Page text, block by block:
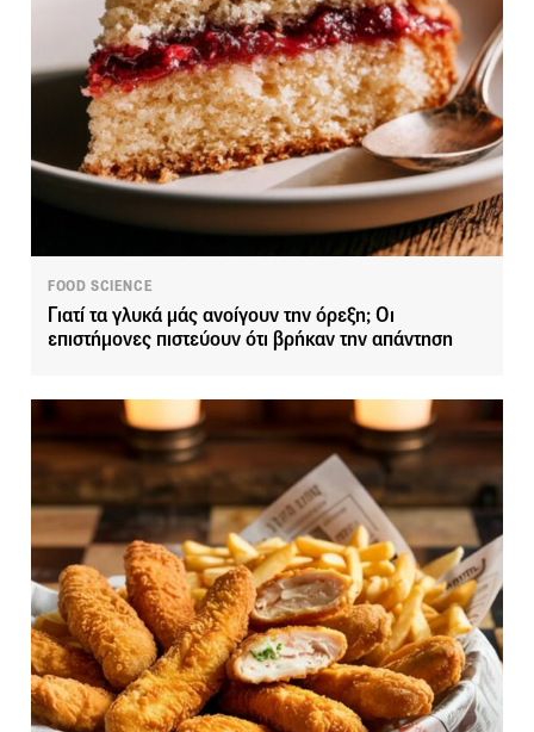
FOOD SCIENCE
Γιατί τα γλυκά μάς ανοίγουν την όρεξη; Οι
επιστήμονες πιστεύουν ότι βρήκαν την απάντηση